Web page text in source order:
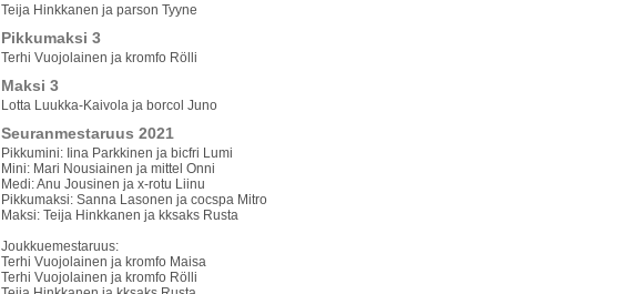
Teija Hinkkanen ja parson Tyyne
Pikkumaksi 3
Terhi Vuojolainen ja kromfo Rölli
Maksi 3
Lotta Luukka-Kaivola ja borcol Juno
Seuranmestaruus 2021
Pikkumini: Iina Parkkinen ja bicfri Lumi
Mini: Mari Nousiainen ja mittel Onni
Medi: Anu Jousinen ja x-rotu Liinu
Pikkumaksi: Sanna Lasonen ja cocspa Mitro
Maksi: Teija Hinkkanen ja kksaks Rusta
Joukkuemestaruus:
Terhi Vuojolainen ja kromfo Maisa
Terhi Vuojolainen ja kromfo Rölli